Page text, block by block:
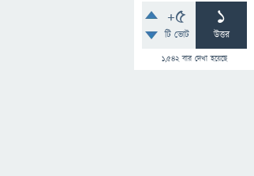
+5
টি ভোট
1
উত্তর
1,542বার দেখা হয়েছে